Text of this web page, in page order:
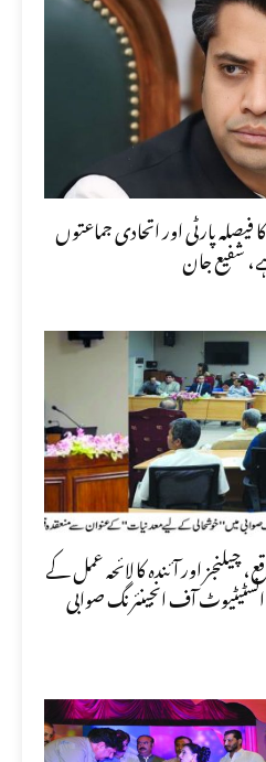
پارٹی اور اتحادی جماعتوں
شفیع جان
اور آئندہ کا لائحہ عمل کے
آف انجینئرنگ صوابی